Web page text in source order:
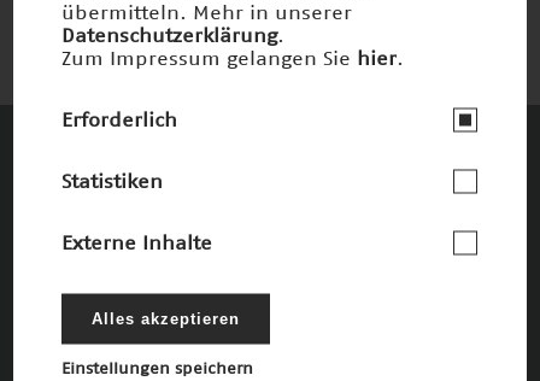
Diese Unternehmen und Stiftungen
die damit verbundenen Ziele
übermitteln. Mehr in unserer
Datenschutzerklärung.
Zum Impressum gelangen Sie
hier
Erforderlich
Statistiken
Externe Inhalte
Alles akzeptieren
Einstellungen speichern